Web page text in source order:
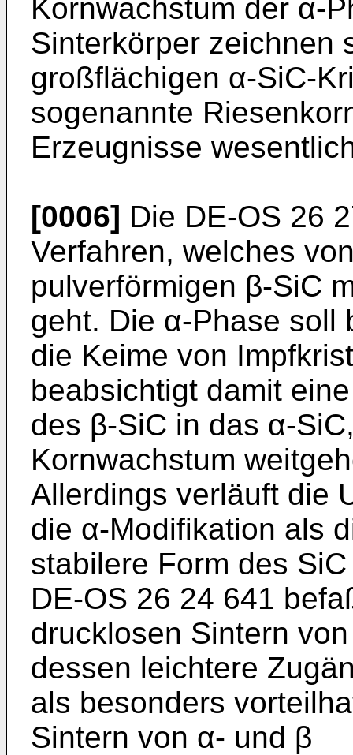
Kornwachstum der α-
Sinterkörper zeichnen
großflächigen α-SiC-
sogenannte
Erzeugnisse
[0006] Die DE-OS 26
Verfahren, welches
pulverförmigen β-SiC
geht. Die α-Phase soll
die Keime von
beabsichtigt damit
des β-SiC in das α-
Kornwachstum
Allerdings verläuft die
die α-Modifikation als
stabilere Form des
DE-OS 26 24 641
druck­losen Sintern
dessen leichtere
als besonders
Sintern von α- und β